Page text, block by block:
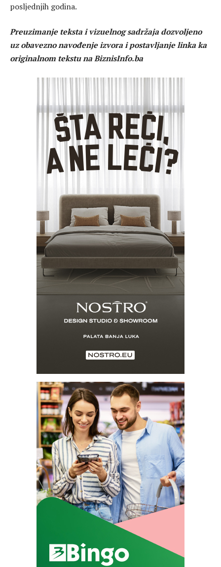
posljednjih godina.
Preuzimanje teksta i vizuelnog sadržaja dozvoljeno
uz obavezno navođenje izvora i postavljanje linka ka
originalnom tekstu na BiznisInfo.ba